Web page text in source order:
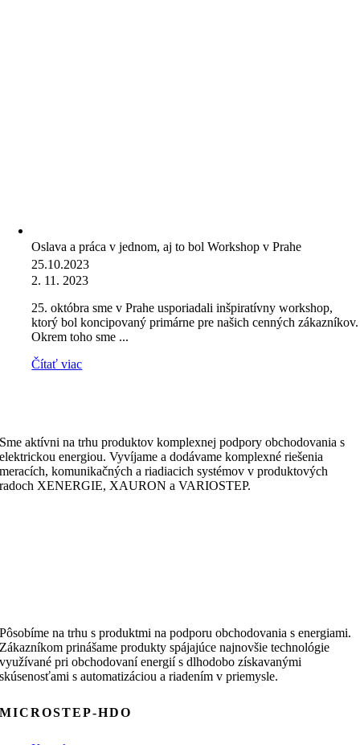
Oslava a práca v jednom, aj to bol Workshop v Prahe
25.10.2023
2. 11. 2023
25. októbra sme v Prahe usporiadali inšpiratívny workshop,
ktorý bol koncipovaný primárne pre našich cenných zákazníkov.
Okrem toho sme ...
Čítať viac
Sme aktívni na trhu produktov komplexnej podpory obchodovania s
elektrickou energiou. Vyvíjame a dodávame komplexné riešenia
meracích, komunikačných a riadiacich systémov v produktových
radoch XENERGIE, XAURON a VARIOSTEP.
Pôsobíme na trhu s produktmi na podporu obchodovania s energiami.
Zákazníkom prinášame produkty spájajúce najnovšie technológie
využívané pri obchodovaní energií s dlhodobo získavanými
skúsenosťami s automatizáciou a riadením v priemysle.
MICROSTEP-HDO